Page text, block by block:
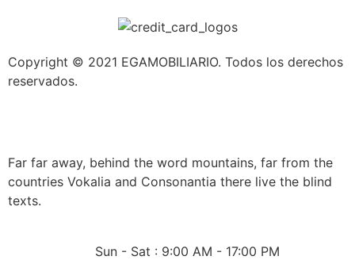
Copyright © 2021 EGAMOBILIARIO. Todos los derechos
reservados.
Far far away, behind the word mountains, far from the
countries Vokalia and Consonantia there live the blind
texts.
Sun - Sat : 9:00 AM - 17:00 PM